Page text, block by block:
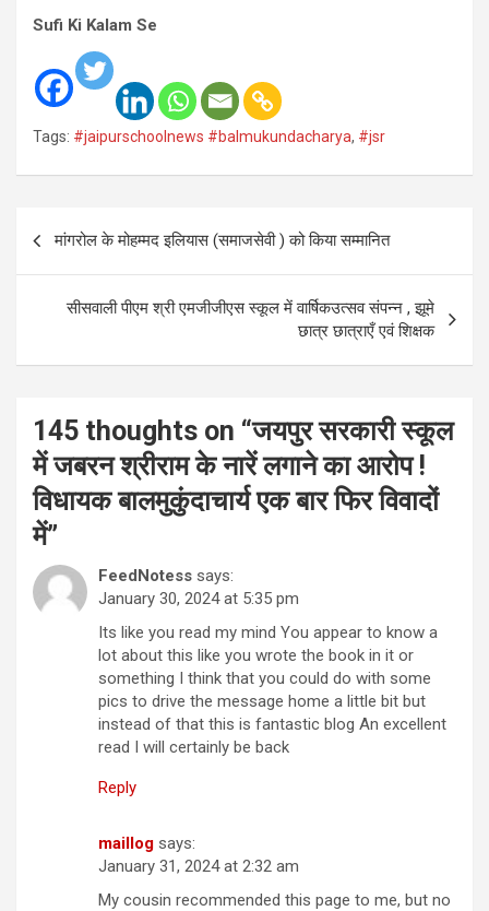
Sufi Ki Kalam Se
Tags: #jaipurschoolnews #balmukundacharya, #jsr
Post
मांगरोल के मोहम्मद इलियास (समाजसेवी ) को किया सम्मानित
सीसवाली पीएम श्री एमजीजीएस स्कूल में वार्षिकउत्सव संपन्न , झूमे
छात्र छात्राएँ एवं शिक्षक
145 thoughts on “जयपुर सरकारी स्कूल
में जबरन श्रीराम के नारें लगाने का आरोप !
विधायक बालमुकुंदाचार्य एक बार फिर विवादों
में”
FeedNotess says:
January 30, 2024 at 5:35 pm
Its like you read my mind You appear to know a
lot about this like you wrote the book in it or
something I think that you could do with some
pics to drive the message home a little bit but
instead of that this is fantastic blog An excellent
read I will certainly be back
Reply
maillog says:
January 31, 2024 at 2:32 am
My cousin recommended this page to me, but no